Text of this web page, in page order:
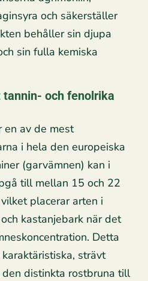
och säkerställer
behåller sin djupa
sin fulla kemiska
tannin- och fenolrika
en av de mest
i hela den europeiska
(garvämnen) kan i
till mellan 15 och 22
placerar arten i
kastanjebark när det
Detta
strävt
distinkta rostbruna till